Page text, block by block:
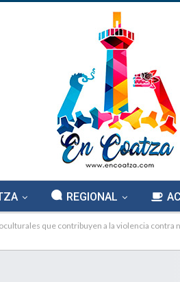
REGIONAL
que contribuyen a la violencia contra